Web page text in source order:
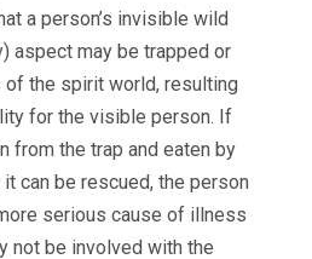
a person’s invisible wild
aspect may be trapped or
of the spirit world, resulting
for the visible person. If
from the trap and eaten by
can be rescued, the person
serious cause of illness
not be involved with the